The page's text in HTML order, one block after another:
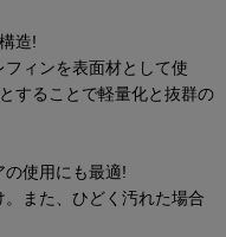
造!
ィンを表面材として使
することで軽量化と抜群の
使用にも最適!
また、ひどく汚れた場合